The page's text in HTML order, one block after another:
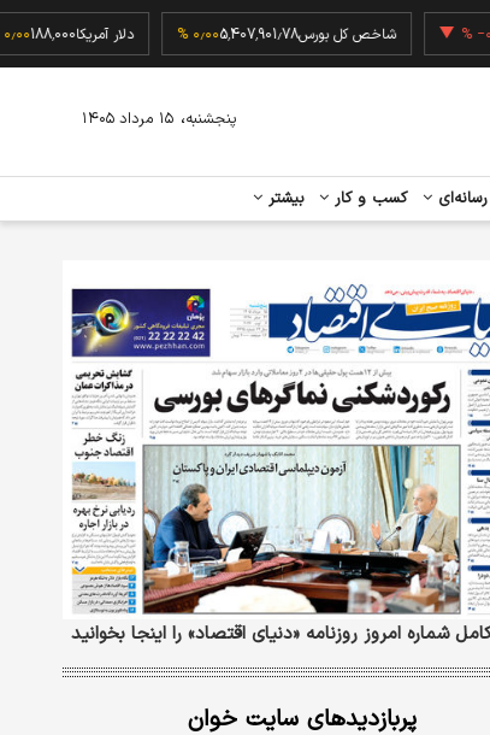
‎−۰٫۲۳ % شاخص کل بورس5,407,901.78 دلار آمریکا
کسب و کار بیشتر
پنجشنبه، ۱۵ مرداد ۱۴۰۵
شماره امروز روزنامه «دنیای‌ اقتصاد» را اینجا بخوانید
پربازدیدهای سایت خوان